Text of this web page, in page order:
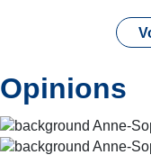
Opinions